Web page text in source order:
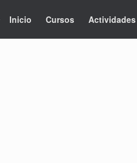
Inicio Cursos Actividades